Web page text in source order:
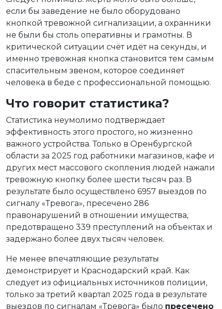
если бы заведение не было оборудовано
кнопкой тревожной сигнализации, а охранники
не были бы столь оперативны и грамотны. В
критической ситуации счёт идёт на секунды, и
именно тревожная кнопка становится тем самым
спасительным звеном, которое соединяет
человека в беде с профессиональной помощью.
Что говорит статистика?
Статистика неумолимо подтверждает
эффективность этого простого, но жизненно
важного устройства. Только в Оренбургской
области за 2025 год работники магазинов, кафе и
других мест массового скопления людей нажали
тревожную кнопку более шести тысяч раз. В
результате было осуществлено 6957 выездов по
сигналу «Тревога», пресечено 286
правонарушений в отношении имущества,
предотвращено 339 преступлений на объектах и
задержано более двух тысяч человек.
Не менее впечатляющие результаты
демонстрирует и Краснодарский край. Как
следует из официальных источников полиции,
только за третий квартал 2025 года в результате
выездов по сигналам «Тревога» было пресечено